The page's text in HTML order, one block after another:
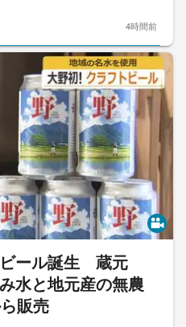
4時間前
ビール誕生 蔵元
水と地元産の無農
販売